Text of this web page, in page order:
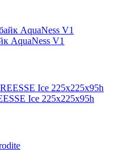
AquaNess V1
Ice 225x225x95h